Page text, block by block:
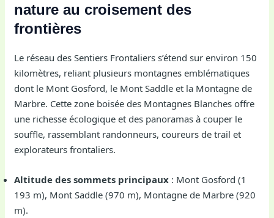
nature au croisement des
frontières
Le réseau des Sentiers Frontaliers s’étend sur environ 150
kilomètres, reliant plusieurs montagnes emblématiques
dont le Mont Gosford, le Mont Saddle et la Montagne de
Marbre. Cette zone boisée des Montagnes Blanches offre
une richesse écologique et des panoramas à couper le
souffle, rassemblant randonneurs, coureurs de trail et
explorateurs frontaliers.
Altitude des sommets principaux : Mont Gosford (1
193 m), Mont Saddle (970 m), Montagne de Marbre (920
m).